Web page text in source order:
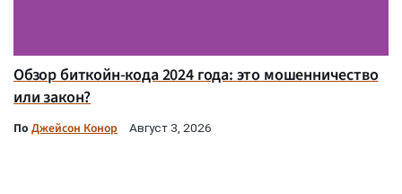
Обзор биткойн-кода 2024 года: это мошенничество
или закон?
По Джейсон Конор Август 3, 2026